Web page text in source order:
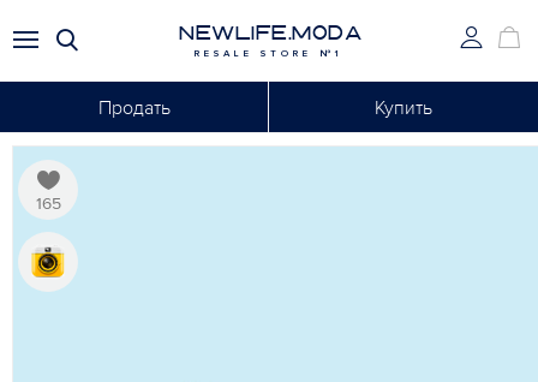
NEWLIFE.MODA
RESALE STORE №1
Продать Купить
165